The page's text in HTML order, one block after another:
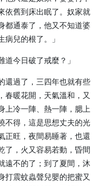
依舊到床出眠了。奴家就
都通泰了，他又不知道婆
病兒的根了。」
道今日破了戒麼？」
還過了，三四年也就有些
春暖花開，天氣溫和，又
上冷一陣、熱一陣，腮上
不得，這是思想丈夫的光
正旺，夜間易睡著，也還
了，火又容易若動，昏間
遠不的了；到了夏間，沐
打震蚊蟲聲兒嬰的把蜜又